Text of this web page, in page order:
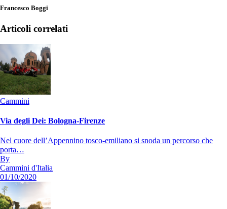
Francesco Boggi
Articoli correlati
Cammini
Via degli Dei: Bologna-Firenze
Nel cuore dell’Appennino tosco-emiliano si snoda un percorso che
porta…
By
Cammini d'Italia
01/10/2020